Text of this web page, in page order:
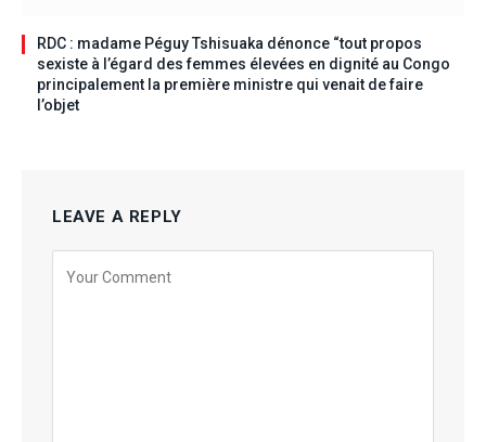
RDC : madame Péguy Tshisuaka dénonce “tout propos
sexiste à l’égard des femmes élevées en dignité au Congo
principalement la première ministre qui venait de faire
l’objet
LEAVE A REPLY